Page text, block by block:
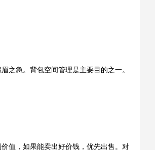
之急。背包空间管理是主要目的之一。
值，如果能卖出好价钱，优先出售。对